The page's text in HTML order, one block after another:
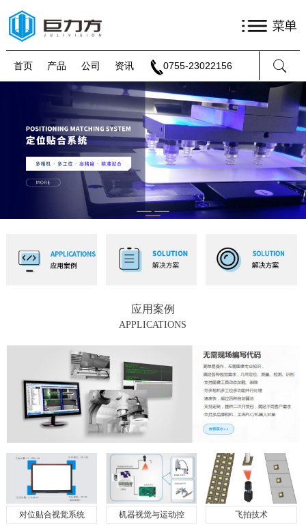
首页 产品 公司 资讯 0755-23022156
应用案例
APPLICATIONS
对位贴合视觉系统 机器视觉与运动控 飞拍技术